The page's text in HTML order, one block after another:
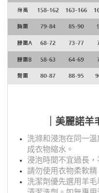
｜美麗諾羊
洗滌和浸泡在同一
成衣物縮水。
浸泡時間不宜過長
請勿使用衣物柔軟精
洗潔劑優先選用羊